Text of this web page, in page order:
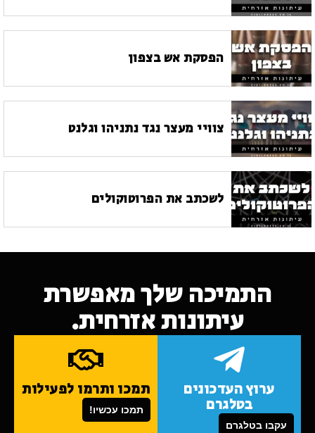
הפסקת אש בצפון
צוויי מעצר נגד נתניהו וגלנט
לשכתב את הפרוטוקולים
התמיכה שלך מאפשרת
עיתונות אזרחית.
ערוץ העדכונים
בטלגרם
עקבו בטלגרם
תמכו ותרמו לפעילות
תמכו עכשיו!